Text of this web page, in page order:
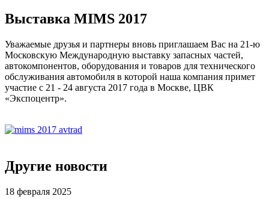
Выставка MIMS 2017
Уважаемые друзья и партнеры вновь приглашаем Вас на 21-ю
Московскую Международную выставку запасных частей,
автокомпонентов, оборудования и товаров для технического
обслуживания автомобиля в которой наша компания примет
участие с 21 - 24 августа 2017 года в Москве, ЦВК
«Экспоцентр».
Другие новости
18 февраля 2025